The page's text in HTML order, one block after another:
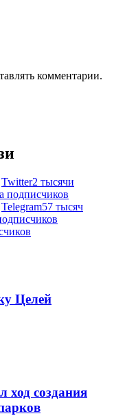
комментарии.
Twitter2 тысячи
подписчиков
Telegram57 тысяч
Целей
ход создания